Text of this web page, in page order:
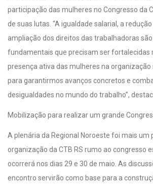
participação das mulheres no Congresso da
de suas lutas. “A igualdade salarial, a
ampliação dos direitos das trabalhadoras
fundamentais que precisam ser fortalecidas
presença ativa das mulheres na organização
para garantirmos avanços concretos e
desigualdades no mundo do trabalho”,
Mobilização para realizar um grande
A plenária da Regional Noroeste foi mais um
organização da CTB RS rumo ao congresso
ocorrerá nos dias 29 e 30 de maio. As
encontro servirão como base para a